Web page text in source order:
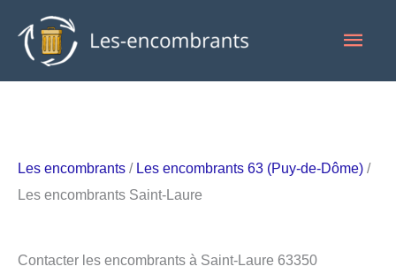
contenu
Les encombrants / Les encombrants 63 (Puy-de-Dôme) /
Les encombrants Saint-Laure
Contacter les encombrants à Saint-Laure 63350